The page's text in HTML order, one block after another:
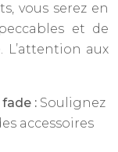
vous serez en
et de
aux
: Soulignez
accessoires